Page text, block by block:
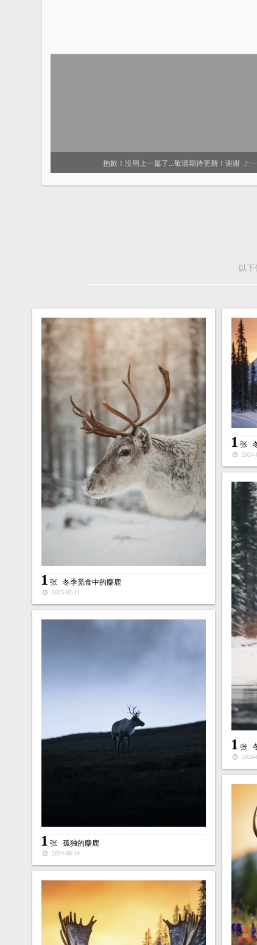
抱歉！没用上一篇了...敬请期待更新！谢谢 上
以
1 张 冬季觅食中的麋鹿
2025-02-11
1 张
2024-
1 张
2024-
1 张 孤独的麋鹿
2024-06-14